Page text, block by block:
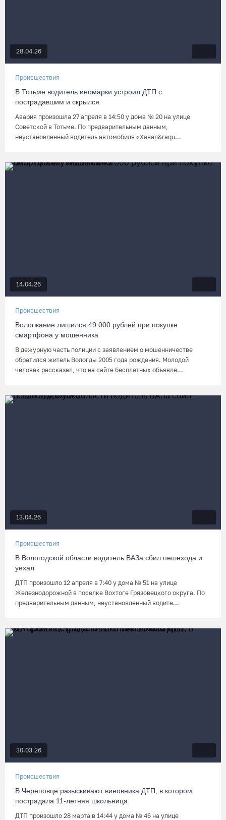
28.04.26
Происшествия
В Тотьме водитель иномарки устроил ДТП с
пострадавшим и скрылся
Авария произошла 27 апреля в 14:50 у дома № 20 на улице
Советской в Тотьме. По предварительным данным,
неустановленный водитель автомобиля «Хавал&raqu...
14.04.26
Происшествия
Вологжанин лишился 49 000 рублей при покупке
смартфона у мошенника
В дежурную часть полиции с заявлением о мошенничестве
обратился житель Вологды 2005 года рождения. Молодой
человек рассказал, что на сайте бесплатных объявле...
13.04.26
Происшествия
В Вологодской области водитель ВАЗа сбил пешехода и
уехал
ДТП произошло 12 апреля в 7:40 у дома № 51 на улице
Железнодорожной в поселке Вохтоге Грязовецкого округа. По
предварительным данным, неустановленный водите...
30.03.26
Происшествия
В Череповце разыскивают виновника ДТП, в котором
пострадала 11-летняя школьница
ДТП произошло 28 марта в 14:44 у дома № 46 на улице